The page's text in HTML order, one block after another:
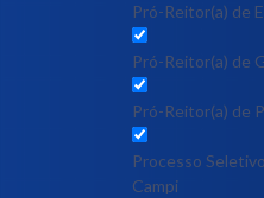
Pró-Reitor(a) de
Pró-Reitor(a) de
Pró-Reitor(a) de
Processo
Campi